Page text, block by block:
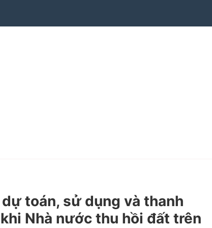
toán, sử dụng và thanh
Nhà nước thu hồi đất trên